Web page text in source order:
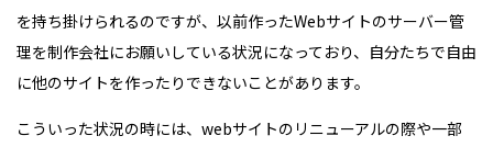
を持ち掛けられるのですが、以前作ったWebサイトのサーバー管
理を制作会社にお願いしている状況になっており、自分たちで自由
に他のサイトを作ったりできないことがあります。
こういった状況の時には、webサイトのリニューアルの際や一部